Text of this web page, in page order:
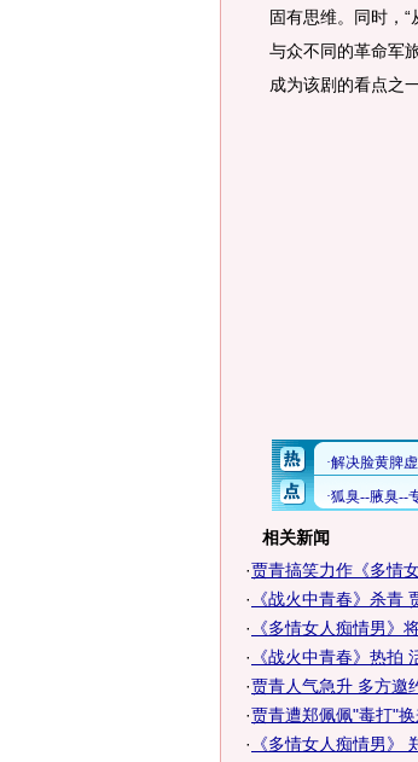
固有思维。同时，
与众不同的革命军
成为该剧的看点之一
相关新闻
·贾青搞笑力作《多情
· 《战火中青春》杀青
· 《多情女人痴情男》
· 《战火中青春》热拍
·贾青人气急升 多方邀
·贾青遭郑佩佩"毒打"
· 《多情女人痴情男》